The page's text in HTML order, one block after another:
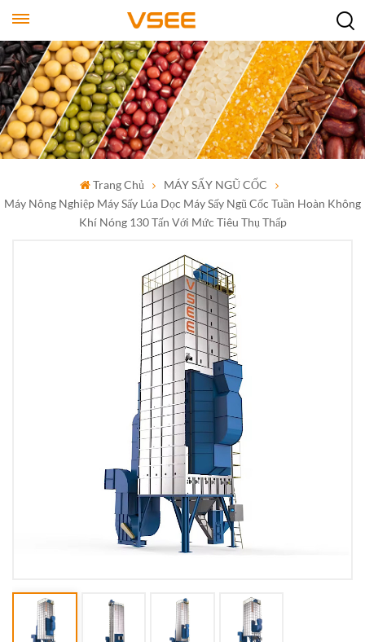
Trang Chủ
MÁY SẤY NGŨ CỐC
Máy Nông Nghiệp Máy Sấy Lúa Dọc Máy Sấy Ngũ Cốc Tuần Hoàn Không
Khí Nóng 130 Tấn Với Mức Tiêu Thụ Thấp